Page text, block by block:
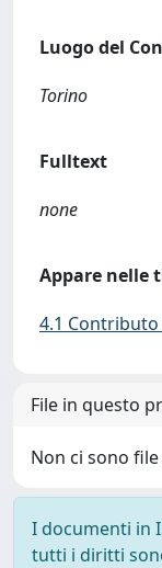
Luogo del
Torino
Fulltext
none
Appare nelle
4.1
File in questo
Non ci sono
I documenti in
tutti i diritti